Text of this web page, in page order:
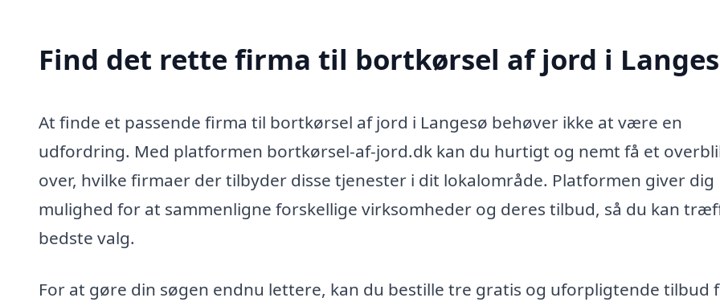
Find det rette firma til bortkørsel af jord i
At finde et passende firma til bortkørsel af jord i Langesø behøver ikke at være en
udfordring. Med platformen bortkørsel-af-jord.dk kan du hurtigt og nemt få et
over, hvilke firmaer der tilbyder disse tjenester i dit lokalområde. Platformen giver dig
mulighed for at sammenligne forskellige virksomheder og deres tilbud, så du kan
bedste valg.
For at gøre din søgen endnu lettere, kan du bestille tre gratis og uforpligtende tilbud